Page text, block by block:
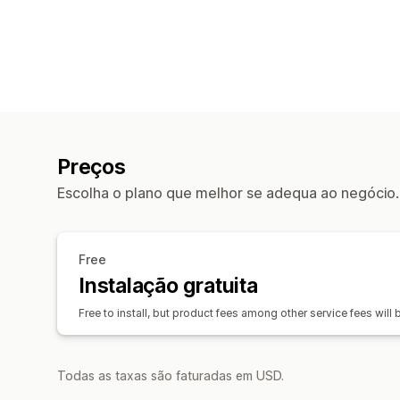
Preços
Escolha o plano que melhor se adequa ao negócio.
Free
Instalação gratuita
Free to install, but product fees among other service fees will
Todas as taxas são faturadas em USD.